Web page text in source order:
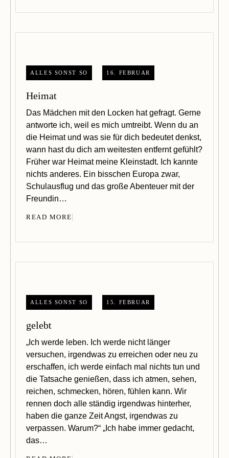
16. FEBRUAR
ALLES SONST SO
Heimat
Das Mädchen mit den Locken hat gefragt. Gerne
antworte ich, weil es mich umtreibt. Wenn du an
die Heimat und was sie für dich bedeutet denkst,
wann hast du dich am weitesten entfernt gefühlt?
Früher war Heimat meine Kleinstadt. Ich kannte
nichts anderes. Ein bisschen Europa zwar,
Schulausflug und das große Abenteuer mit der
Freundin…
READ MORE
15. FEBRUAR
ALLES SONST SO
gelebt
„Ich werde leben. Ich werde nicht länger
versuchen, irgendwas zu erreichen oder neu zu
erschaffen, ich werde einfach mal nichts tun und
die Tatsache genießen, dass ich atmen, sehen,
reichen, schmecken, hören, fühlen kann. Wir
rennen doch alle ständig irgendwas hinterher,
haben die ganze Zeit Angst, irgendwas zu
verpassen. Warum?“ „Ich habe immer gedacht,
das…